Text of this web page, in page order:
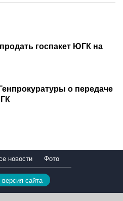
госпакет ЮГК на
о передаче
новости Фото
сайта